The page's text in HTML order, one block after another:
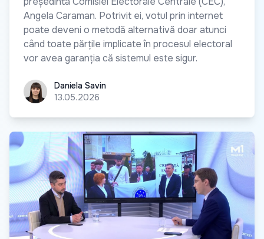
Angela Caraman. Potrivit ei, votul prin internet
poate deveni o metodă alternativă doar atunci
când toate părțile implicate în procesul electoral
vor avea garanția că sistemul este sigur.
Daniela Savin
Daniela Savin
13.05.2026